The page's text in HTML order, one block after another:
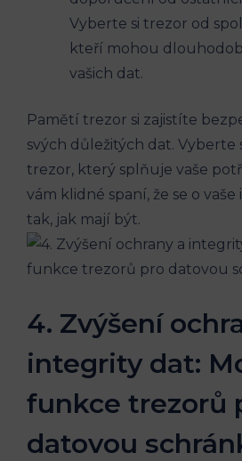
Vyberte si trezor od
kteří mohou
vašich dat.
Pamětí trezor si zajistíte
svých důležitých dat. Vyberte
trezor, který splňuje vaše
vám klidné spaní, že se o
tak, jak mají být.
4. Zvýšení
integrity dat:
funkce trezorů
datovou